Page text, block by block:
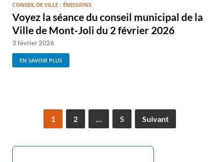
CONSEIL DE VILLE / ÉMISSIONS
Voyez la séance du conseil municipal de la
Ville de Mont-Joli du 2 février 2026
3 février 2026
EN SAVOIR PLUS
1 2 5 Suivant